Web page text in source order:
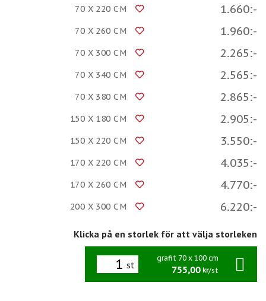
70 X 220 CM 1.660:-
70 X 260 CM 1.960:-
70 X 300 CM 2.265:-
70 X 340 CM 2.565:-
70 X 380 CM 2.865:-
150 X 180 CM 2.905:-
150 X 220 CM 3.550:-
170 X 220 CM 4.035:-
170 X 260 CM 4.770:-
200 X 300 CM 6.220:-
Klicka på en storlek för att välja storleken
st
grafit 70 x 100 cm
755,00 kr/st